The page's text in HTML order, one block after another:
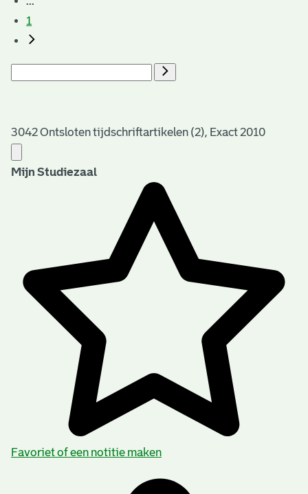
1
3042 Ontsloten tijdschriftartikelen (2), Exact 2010
Mijn Studiezaal
Favoriet of een notitie maken